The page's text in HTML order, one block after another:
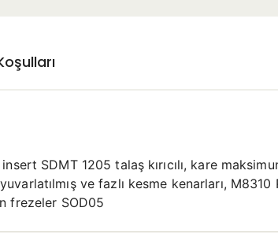
SDMT 1205 talaş kırıcılı, kare
ve fazlı kesme kenarları,
frezeler SOD05